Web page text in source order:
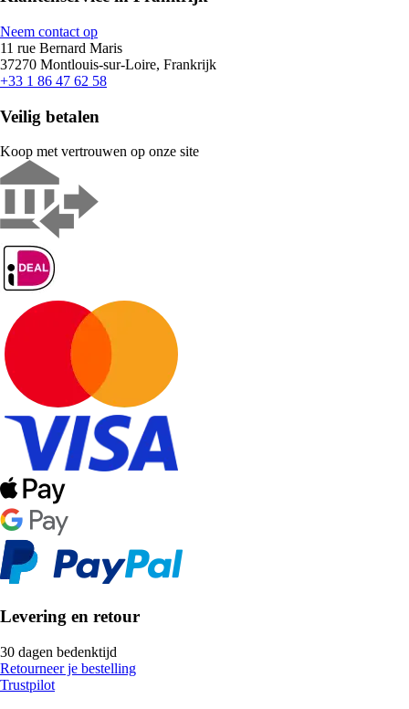
Neem contact op
11 rue Bernard Maris
37270 Montlouis-sur-Loire, Frankrijk
+33 1 86 47 62 58
Veilig betalen
Koop met vertrouwen op onze site
Levering en retour
30 dagen bedenktijd
Retourneer je bestelling
Trustpilot